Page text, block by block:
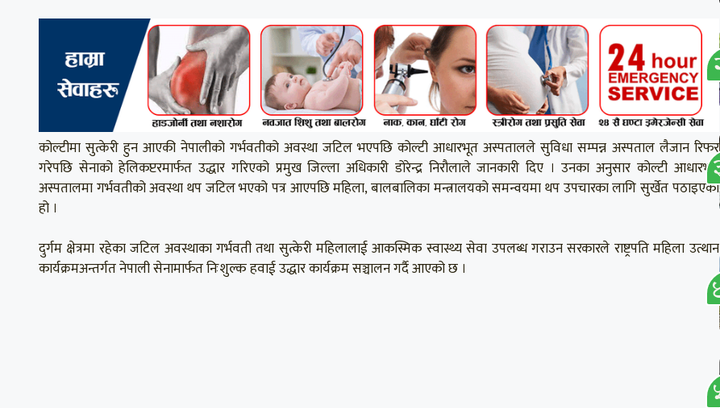
कोल्टीमा सुत्केरी हुन आएकी नेपालीको गर्भवतीको अवस्था जटिल भएपछि कोल्टी आधारभूत अस्पतालले सुविधा सम्पन्न अस्पताल लैजान रिफर
गरेपछि सेनाको हेलिकप्टरमार्फत उद्धार गरिएको प्रमुख जिल्ला अधिकारी डोरेन्द्र निरौलाले जानकारी दिए । उनका अनुसार कोल्टी आधारभूत
अस्पतालमा गर्भवतीको अवस्था थप जटिल भएको पत्र आएपछि महिला, बालबालिका मन्त्रालयको समन्वयमा थप उपचारका लागि सुर्खेत पठाइएको
हो ।
दुर्गम क्षेत्रमा रहेका जटिल अवस्थाका गर्भवती तथा सुत्केरी महिलालाई आकस्मिक स्वास्थ्य सेवा उपलब्ध गराउन सरकारले राष्ट्रपति महिला उत्थान
कार्यक्रमअन्तर्गत नेपाली सेनामार्फत निःशुल्क हवाई उद्धार कार्यक्रम सञ्चालन गर्दै आएको छ ।